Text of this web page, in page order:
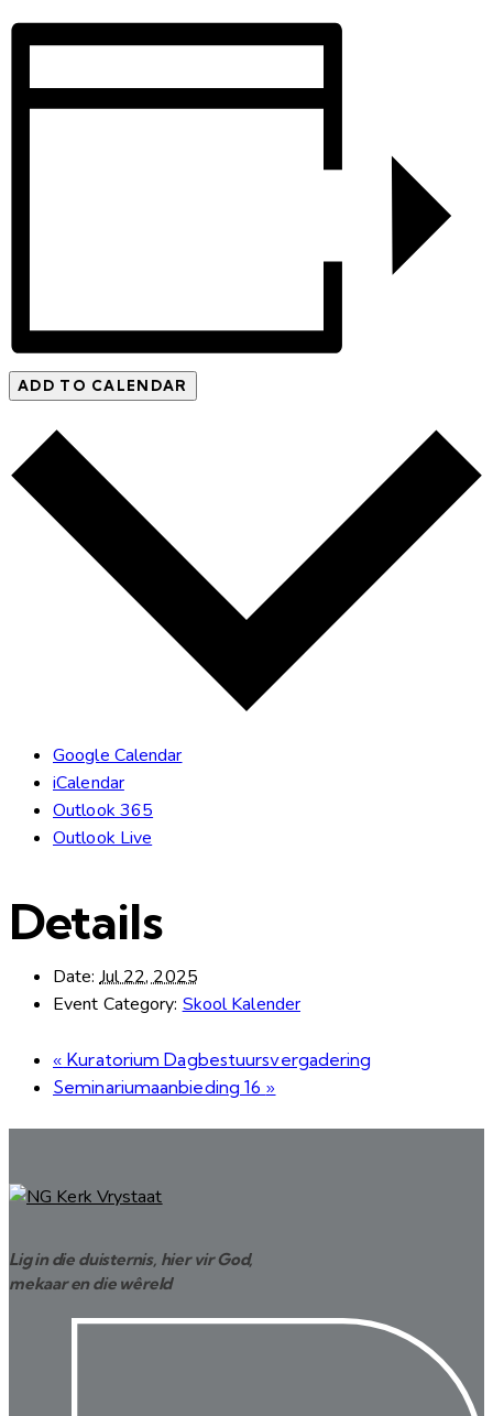
ADD TO CALENDAR
Google Calendar
iCalendar
Outlook 365
Outlook Live
Details
Date: Jul 22, 2025
Event Category: Skool Kalender
« Kuratorium Dagbestuursvergadering
Seminariumaanbieding 16 »
Lig in die duisternis, hier vir God,
mekaar en die wêreld